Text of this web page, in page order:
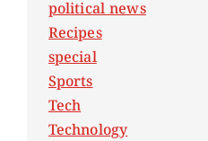
political news
Recipes
special
Sports
Tech
Technology